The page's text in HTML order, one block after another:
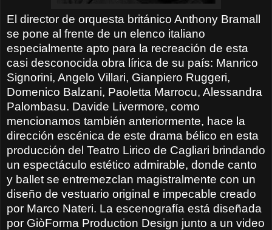
El director de orquesta británico Anthony Bramall
se pone al frente de un elenco italiano
especialmente apto para la recreación de esta
casi desconocida obra lírica de su país: Manrico
Signorini, Angelo Villari, Gianpiero Ruggeri,
Domenico Balzani, Paoletta Marrocu, Alessandra
Palombasu. Davide Livermore, como
mencionamos también anteriormente, hace la
dirección escénica de este drama bélico en esta
producción del Teatro Lirico de Cagliari brindando
un espectáculo estético admirable, donde canto
y ballet se entremezclan magistralmente con un
diseño de vestuario original e impecable creado
por Marco Nateri. La escenografía está diseñada
por GiòForma Production Design junto a un video